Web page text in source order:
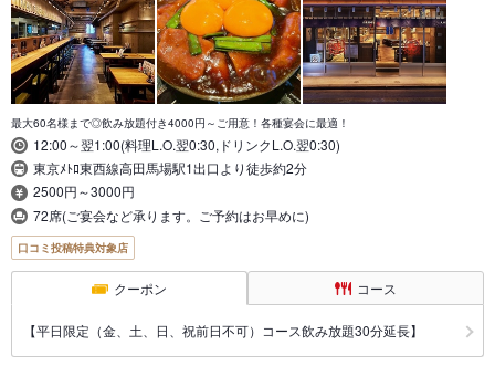
最大60名様まで◎飲み放題付き4000円～ご用意！各種宴会に最適！
12:00～翌1:00(料理L.O.翌0:30,ドリンクL.O.翌0:30)
東京ﾒﾄﾛ東西線高田馬場駅1出口より徒歩約2分
2500円～3000円
72席(ご宴会など承ります。ご予約はお早めに)
口コミ投稿特典対象店
クーポン コース
【平日限定（金、土、日、祝前日不可）コース飲み放題30分延長】